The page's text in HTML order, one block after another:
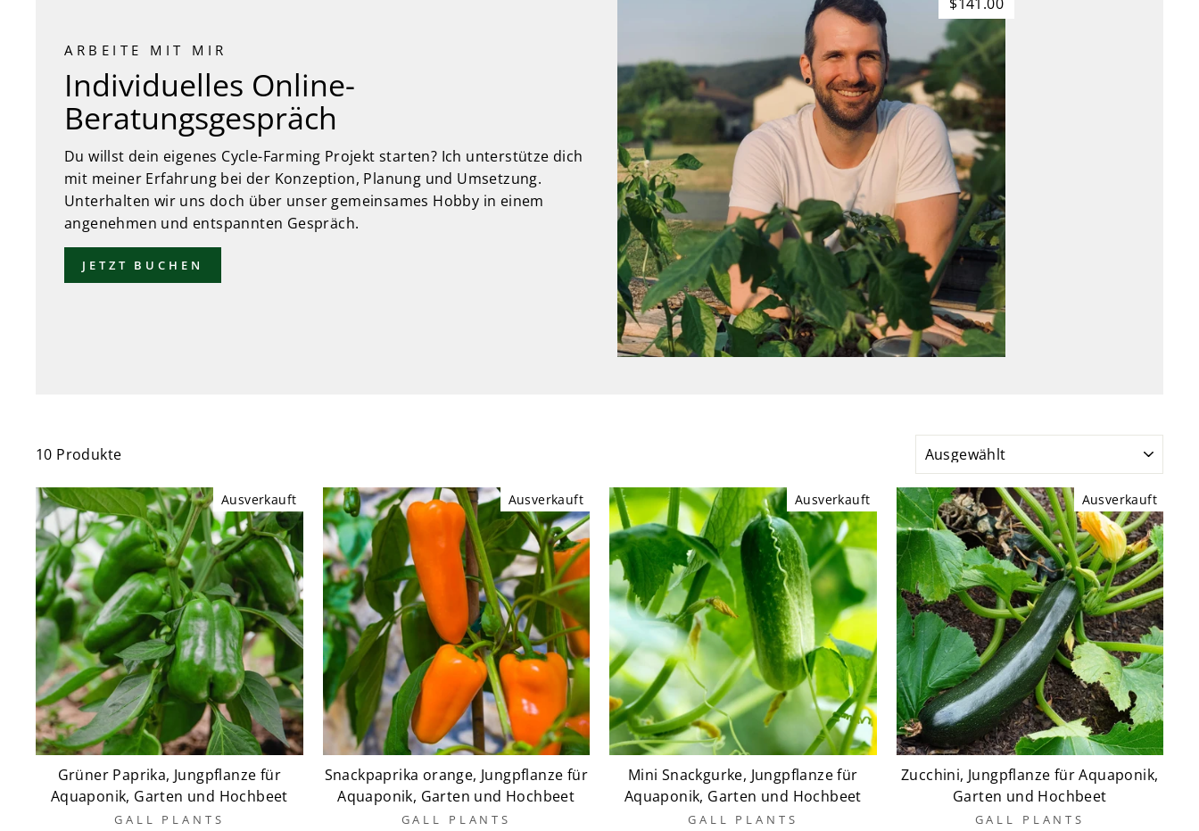
ARBEITE MIT MIR
Individuelles Online-
Beratungsgespräch
Du willst dein eigenes Cycle-Farming Projekt starten? Ich unterstütze dich
mit meiner Erfahrung bei der Konzeption, Planung und Umsetzung.
Unterhalten wir uns doch über unser gemeinsames Hobby in einem
angenehmen und entspannten Gespräch.
JETZT BUCHEN
$141.00
10 Produkte
Ausverkauft
Grüner Paprika, Jungpflanze für
Aquaponik, Garten und Hochbeet
GALL PLANTS
Ausverkauft
Snackpaprika orange, Jungpflanze für
Aquaponik, Garten und Hochbeet
GALL PLANTS
Ausverkauft
Mini Snackgurke, Jungpflanze für
Aquaponik, Garten und Hochbeet
GALL PLANTS
Ausverkauft
Zucchini, Jungpflanze für Aquaponik,
Garten und Hochbeet
GALL PLANTS